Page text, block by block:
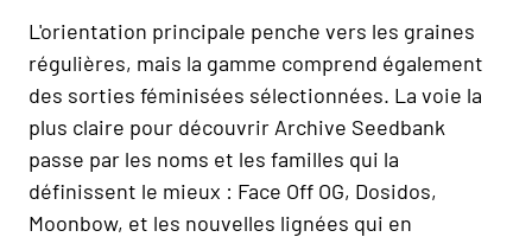
L'orientation principale penche vers les graines
régulières, mais la gamme comprend également
des sorties féminisées sélectionnées. La voie la
plus claire pour découvrir Archive Seedbank
passe par les noms et les familles qui la
définissent le mieux : Face Off OG, Dosidos,
Moonbow, et les nouvelles lignées qui en